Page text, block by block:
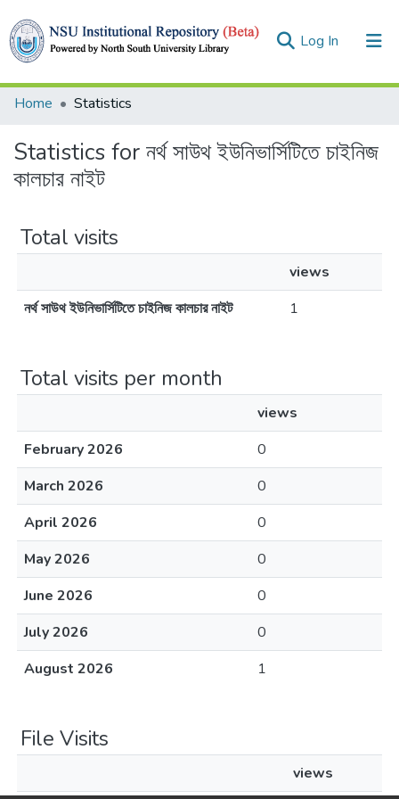
Log In (current)
Collections
Home Statistics
Statistics for নর্থ সাউথ ইউনিভার্সিটিতে চাইনিজ
কালচার নাইট
Total visits
views
নর্থ সাউথ ইউনিভার্সিটিতে চাইনিজ কালচার নাইট
1
Total visits per month
views
February 2026
0
March 2026
0
April 2026
0
May 2026
0
June 2026
0
July 2026
0
August 2026
1
File Visits
views